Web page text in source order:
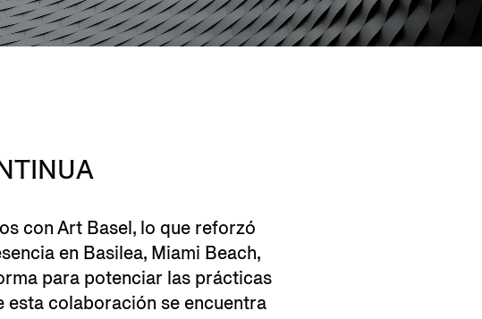
con Art Basel, lo que reforzó
en Basilea, Miami Beach,
para potenciar las prácticas
esta colaboración se encuentra